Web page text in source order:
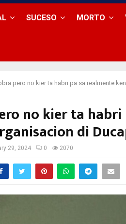
SUCESO MORTO
pero no kier ta habri pa sa realmente
no kier ta
di
29, 2024 0 2070